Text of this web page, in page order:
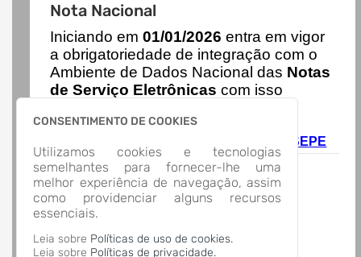
CONSENTIMENTO DE COOKIES
Utilizamos cookies e tecnologias
semelhantes para fornecer-lhe uma
melhor experiência de navegação, assim
como providenciar alguns recursos
essenciais.
Leia sobre Políticas de uso de cookies.
Leia sobre Políticas de privacidade.
Nota Nacional
Iniciando em01/01/2026 entra em vigor
a obrigatoriedade de integração com o
Ambiente de Dados Nacional das Notas
de Serviço Eletrônicas com isso
acesse o link abaixo e saiba mais.
Autoatendimento - MUNICIPIO DE SAO SEPE
ACESSO RÁPIDO
Acesso à Informação
Cidadão
Transparência
LOCALIZAÇÃO
São Sepé/
Abrir no Mapa
CONTATOS
08000900129
saosepe@saosepe.rs.gov.br
Segunda-feira a Sexta-feira8:30 às 11:30 - 13:30 às 16:30